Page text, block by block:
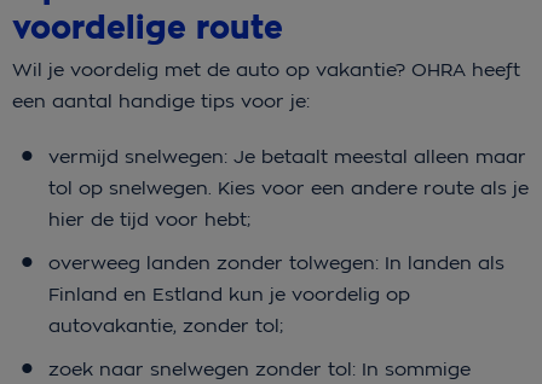
voordelige route
Wil je voordelig met de auto op vakantie? OHRA heeft
een aantal handige tips voor je:
vermijd snelwegen: Je betaalt meestal alleen maar
tol op snelwegen. Kies voor een andere route als je
hier de tijd voor hebt;
overweeg landen zonder tolwegen: In landen als
Finland en Estland kun je voordelig op
autovakantie, zonder tol;
zoek naar snelwegen zonder tol: In sommige